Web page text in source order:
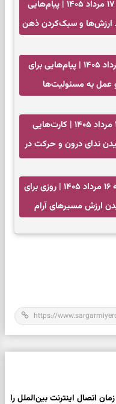
فال فرشتگان امروز شنبه ۱۷ مرداد ۱۴۰۵ | پیام‌هایی
ارزش‌ها و سبک‌کردن ذهن
فال انبیا امروز شنبه ۱۷ مرداد ۱۴۰۵ | پیام‌هایی برای
عمل به مسئولیت‌ها
فال تاروت امروز جمعه ۱۶ مرداد ۱۴۰۵ | کارت‌هایی
ندای درون و حرکت در
فال سرنوشت امروز جمعه ۱۶ مرداد ۱۴۰۵ | روزی برای
ارزش مسیرهای آرام
اتصال اینترنت بین‌الملل را